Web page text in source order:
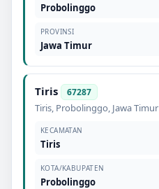
Probolinggo
PROVINSI
Jawa Timur
Tiris 67287
Tiris, Probolinggo, Jawa Timur
KECAMATAN
Tiris
KOTA/KABUPATEN
Probolinggo